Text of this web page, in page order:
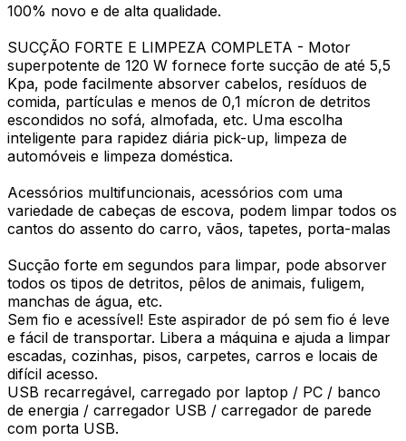
100% novo e de alta qualidade.
SUCÇÃO FORTE E LIMPEZA COMPLETA - Motor
superpotente de 120 W fornece forte sucção de até 5,5
Kpa, pode facilmente absorver cabelos, resíduos de
comida, partículas e menos de 0,1 mícron de detritos
escondidos no sofá, almofada, etc. Uma escolha
inteligente para rapidez diária pick-up, limpeza de
automóveis e limpeza doméstica.
Acessórios multifuncionais, acessórios com uma
variedade de cabeças de escova, podem limpar todos os
cantos do assento do carro, vãos, tapetes, porta-malas
Sucção forte em segundos para limpar, pode absorver
todos os tipos de detritos, pêlos de animais, fuligem,
manchas de água, etc.
Sem fio e acessível! Este aspirador de pó sem fio é leve
e fácil de transportar. Libera a máquina e ajuda a limpar
escadas, cozinhas, pisos, carpetes, carros e locais de
difícil acesso.
USB recarregável, carregado por laptop / PC / banco
de energia / carregador USB / carregador de parede
com porta USB.